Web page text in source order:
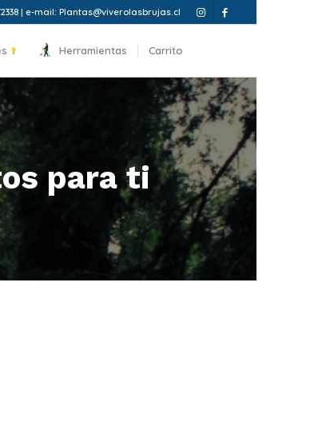
| e-mail: Plantas@viverolasbrujas.cl
Herramientas Carrito
para ti